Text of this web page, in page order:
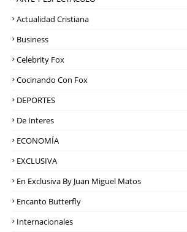
Actualidad Cristiana
Business
Celebrity Fox
Cocinando Con Fox
DEPORTES
De Interes
ECONOMÍA
EXCLUSIVA
En Exclusiva By Juan Miguel Matos
Encanto Butterfly
Internacionales